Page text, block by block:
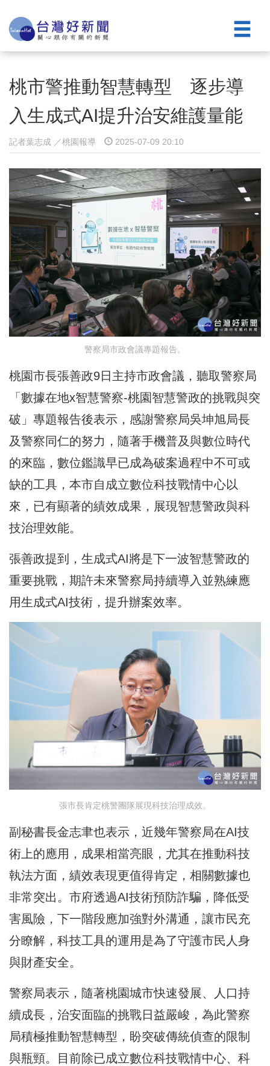
桃市警推動智慧轉型 逐步導
入生成式AI提升治安維護量能
記者葉志成 ／桃園報導 2025-07-09 20:10
警察局市政會議專題報告。
桃園市長張善政9日主持市政會議，聽取警察局
「數據在地x智慧警察-桃園智慧警政的挑戰與突
破」專題報告後表示，感謝警察局吳坤旭局長
及警察同仁的努力，隨著手機普及與數位時代
的來臨，數位鑑識早已成為破案過程中不可或
缺的工具，本市自成立數位科技戰情中心以
來，已有顯著的績效成果，展現智慧警政與科
技治理效能。
張善政提到，生成式AI將是下一波智慧警政的
重要挑戰，期許未來警察局持續導入並熟練應
用生成式AI技術，提升辦案效率。
張市長肯定桃警團隊展現科技治理成效。
副秘書長金志聿也表示，近幾年警察局在AI技
術上的應用，成果相當亮眼，尤其在推動科技
執法方面，績效表現更值得肯定，相關數據也
非常突出。市府透過AI技術預防詐騙，降低受
害風險，下一階段應加強對外溝通，讓市民充
分瞭解，科技工具的運用是為了守護市民人身
與財產安全。
警察局表示，隨著桃園城市快速發展、人口持
續成長，治安面臨的挑戰日益嚴峻，為此警察
局積極推動智慧轉型，盼突破傳統偵查的限制
與瓶頸。目前除已成立數位科技戰情中心、科